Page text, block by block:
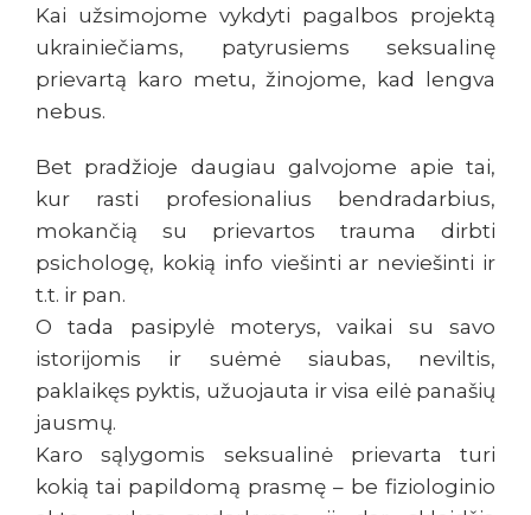
Kai užsimojome vykdyti pagalbos projektą
ukrainiečiams, patyrusiems seksualinę
prievartą karo metu, žinojome, kad lengva
nebus.
Bet pradžioje daugiau galvojome apie tai,
kur rasti profesionalius bendradarbius,
mokančią su prievartos trauma dirbti
psichologę, kokią info viešinti ar neviešinti ir
t.t. ir pan.
O tada pasipylė moterys, vaikai su savo
istorijomis ir suėmė siaubas, neviltis,
paklaikęs pyktis, užuojauta ir visa eilė panašių
jausmų.
Karo sąlygomis seksualinė prievarta turi
kokią tai papildomą prasmę – be fiziologinio